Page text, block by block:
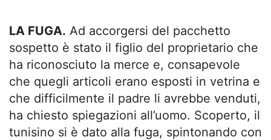
LA FUGA. Ad accorgersi del pacchetto
sospetto è stato il figlio del proprietario che
ha riconosciuto la merce e, consapevole
che quegli articoli erano esposti in vetrina e
che difficilmente il padre li avrebbe venduti,
ha chiesto spiegazioni all’uomo. Scoperto, il
tunisino si è dato alla fuga, spintonando con